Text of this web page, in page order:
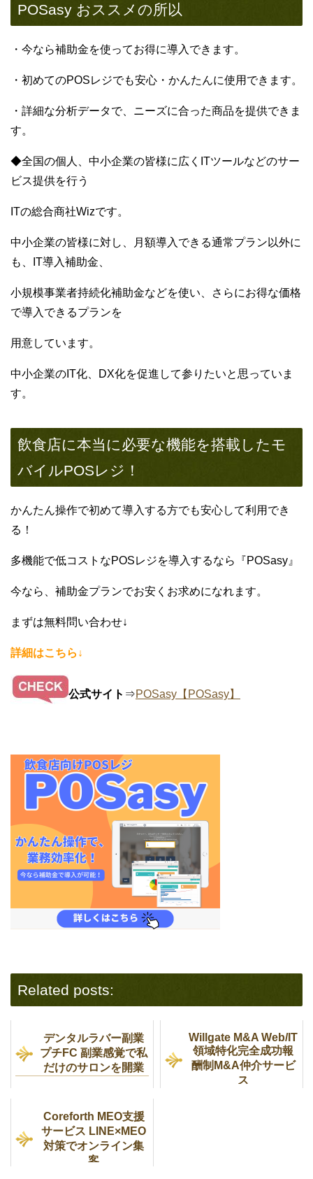
POSasy おススメの所以
・今なら補助金を使ってお得に導入できます。
・初めてのPOSレジでも安心・かんたんに使用できます。
・詳細な分析データで、ニーズに合った商品を提供できま
す。
◆全国の個人、中小企業の皆様に広くITツールなどのサー
ビス提供を行う
ITの総合商社Wizです。
中小企業の皆様に対し、月額導入できる通常プラン以外に
も、IT導入補助金、
小規模事業者持続化補助金などを使い、さらにお得な価格
で導入できるプランを
用意しています。
中小企業のIT化、DX化を促進して参りたいと思っていま
す。
飲食店に本当に必要な機能を搭載したモ
バイルPOSレジ！
かんたん操作で初めて導入する方でも安心して利用でき
る！
多機能で低コストなPOSレジを導入するなら『POSasy』
今なら、補助金プランでお安くお求めになれます。
まずは無料問い合わせ↓
詳細はこちら↓
公式サイト ⇒POSasy【POSasy】
Related posts:
デンタルラバー副業
プチFC 副業感覚で私
だけのサロンを開業
Willgate M&A Web/IT
領域特化完全成功報
酬制M&A仲介サービ
ス
Coreforth MEO支援
サービス LINE×MEO
対策でオンライン集
客